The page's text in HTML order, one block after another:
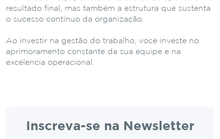
resultado final, mas também a estrutura que sustenta
o sucesso contínuo da organização.
Ao investir na gestão do trabalho, você investe no
aprimoramento constante da sua equipe e na
excelência operacional.
Inscreva-se na Newsletter